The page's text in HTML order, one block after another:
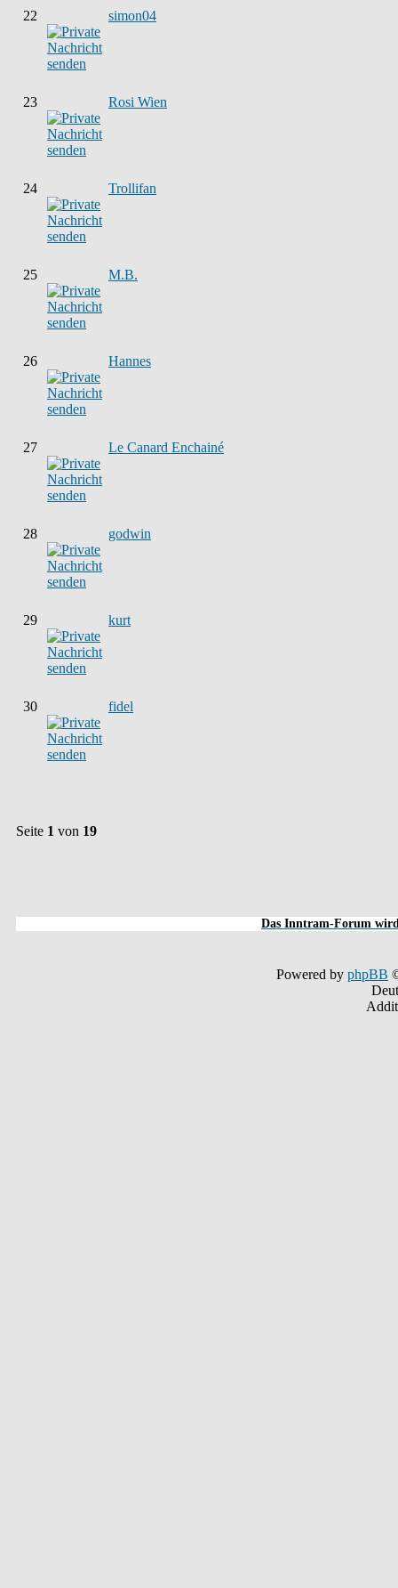
22 simon04
23 Rosi Wien
24 Trollifan
25 M.B.
26 Hannes
27 Le Canard Enchainé
28 godwin
29 kurt
30 fidel
Seite 1 von 19
Das Inntram-Forum
Powered by phpBB